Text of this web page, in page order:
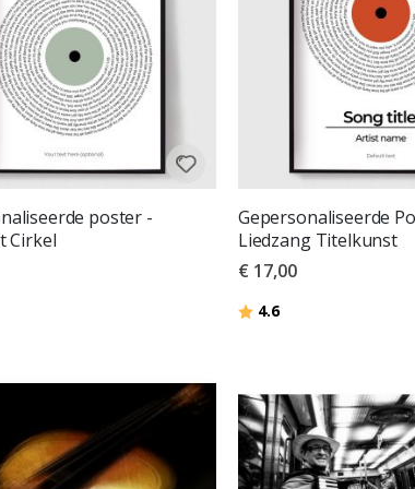
poster -
Cirkel
sterren
Gepersonaliseerde
Liedzang Titelkunst
€ 17,00
Beoordeling:
4.6uit 5 sterren